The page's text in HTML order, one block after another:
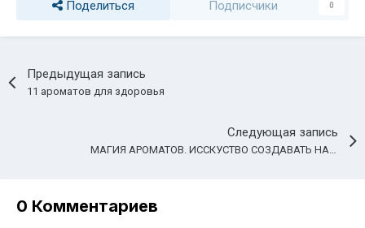
Поделиться Подписчики 0
Предыдущая запись
11 ароматов для здоровья
Следующая запись
0 Комментариев